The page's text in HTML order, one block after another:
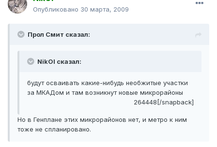
Опубликовано 30 марта, 2009
Прол Смит сказал:
NikOl сказал:
будут осваивать какие-нибудь необжитые участки
за МКАДом и там возникнут новые микрорайоны
264448[/snapback]
Но в Генплане этих микрорайонов нет, и метро к ним
тоже не спланировано.